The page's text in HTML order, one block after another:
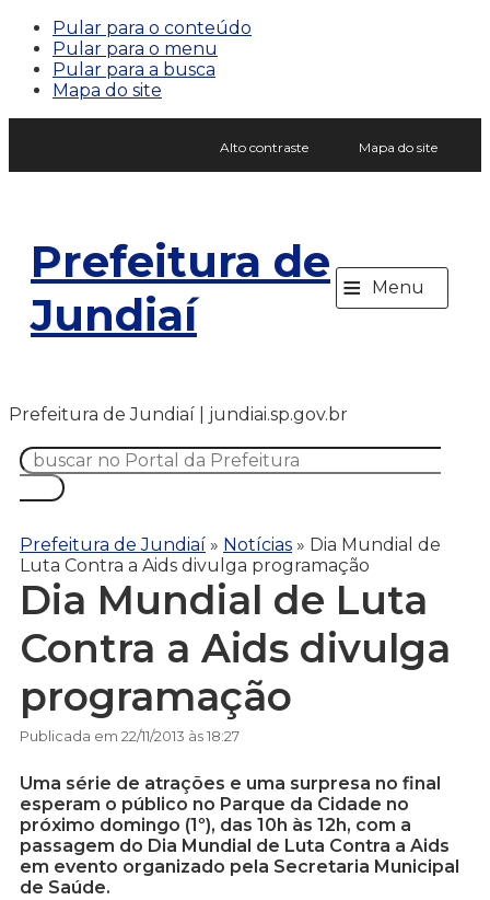
Pular para o conteúdo
Pular para o menu
Pular para a busca
Mapa do site
Alto contraste Mapa do site
Prefeitura de
Jundiaí
≡ Menu
Prefeitura de Jundiaí | jundiai.sp.gov.br
Prefeitura de Jundiaí » Notícias » Dia Mundial de
Luta Contra a Aids divulga programação
Dia Mundial de Luta
Contra a Aids divulga
programação
Publicada em 22/11/2013 às 18:27
Uma série de atrações e uma surpresa no final
esperam o público no Parque da Cidade no
próximo domingo (1º), das 10h às 12h, com a
passagem do Dia Mundial de Luta Contra a Aids
em evento organizado pela Secretaria Municipal
de Saúde.